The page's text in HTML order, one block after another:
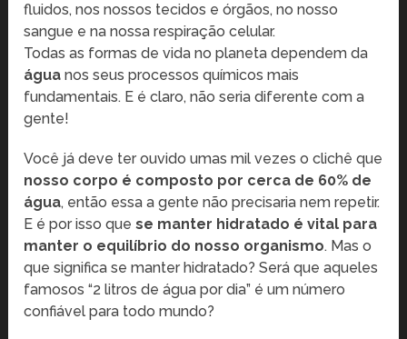
fluidos, nos nossos tecidos e órgãos, no nosso
sangue e na nossa respiração celular.
Todas as formas de vida no planeta dependem da
água nos seus processos químicos mais
fundamentais. E é claro, não seria diferente com a
gente!
Você já deve ter ouvido umas mil vezes o clichê que
nosso corpo é composto por cerca de 60% de
água, então essa a gente não precisaria nem repetir.
E é por isso quese manter hidratado é vital para
manter o equilíbrio do nosso organismo. Mas o
que significa se manter hidratado? Será que aqueles
famosos “2 litros de água por dia” é um número
confiável para todo mundo?